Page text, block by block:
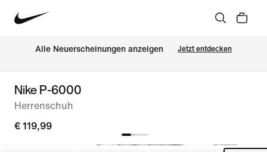
Alle Neuerscheinungen anzeigen Jetzt entdecken
Nike P-6000
Herrenschuh
€ 119,99